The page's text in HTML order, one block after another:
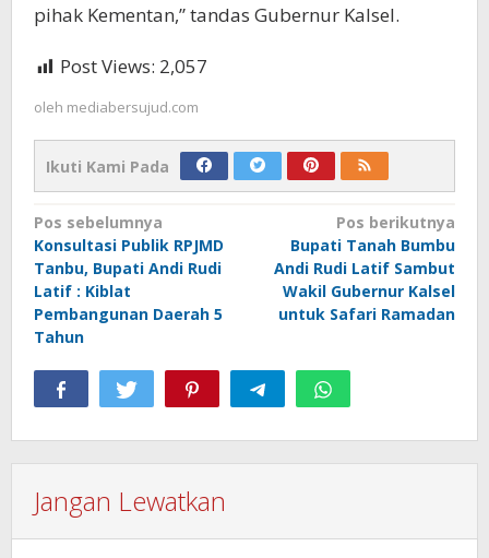
pihak Kementan,” tandas Gubernur Kalsel.
Post Views: 2,057
oleh mediabersujud.com
Ikuti Kami Pada
Navigasi
pos
Pos sebelumnya
Konsultasi Publik RPJMD
Tanbu, Bupati Andi Rudi
Latif : Kiblat
Pembangunan Daerah 5
Tahun
Pos berikutnya
Bupati Tanah Bumbu
Andi Rudi Latif Sambut
Wakil Gubernur Kalsel
untuk Safari Ramadan
Jangan Lewatkan